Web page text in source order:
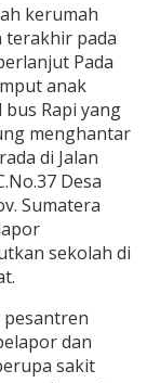
kerumah
terakhir pada
Pada
anak
Rapi yang
menghantar
di Jalan
Desa
Sumatera
sekolah di
pesantren
dan
sakit